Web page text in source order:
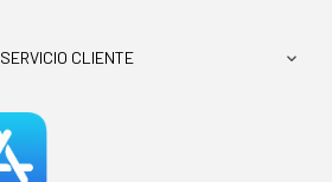
SERVICIO CLIENTE 